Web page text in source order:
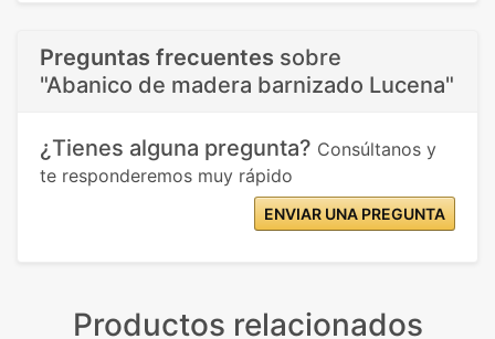
Preguntas frecuentes sobre
"Abanico de madera barnizado Lucena"
¿Tienes alguna pregunta? Consúltanos y
te responderemos muy rápido
ENVIAR UNA PREGUNTA
Productos relacionados